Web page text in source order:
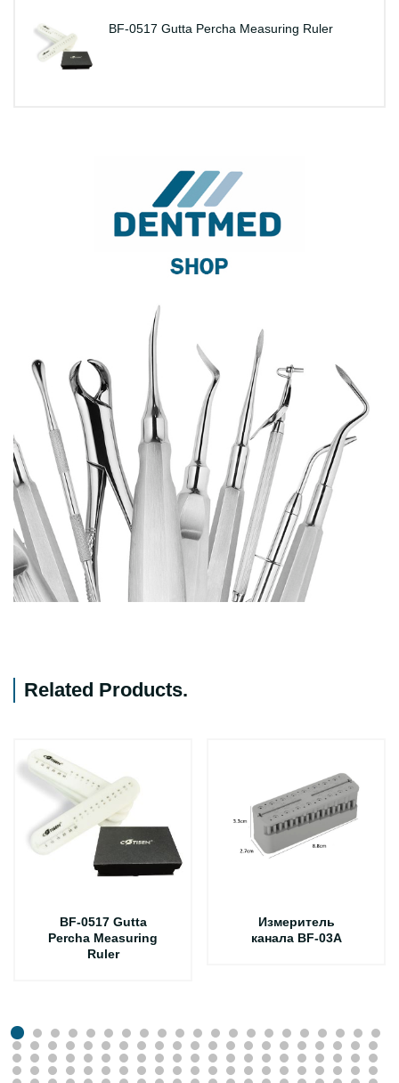
BF-0517 Gutta Percha Measuring Ruler
Related Products.
BF-0517 Gutta
Percha Measuring
Ruler
Измеритель
канала BF-03A